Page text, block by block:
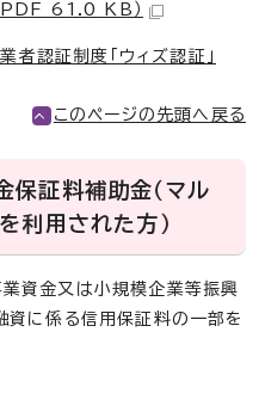
PDF 61.0 KB）
者認証制度「ウィズ認証」
このページの先頭へ戻る
保証料補助金（マル
利用された方）
資金又は小規模企業等振興
資に係る信用保証料の一部を